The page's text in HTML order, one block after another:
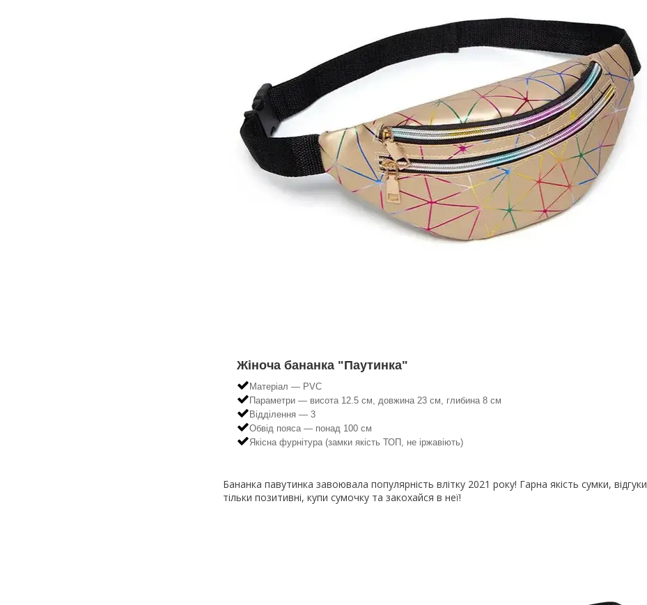
Жіноча бананка "Паутинка"
Матеріал — PVC
Параметри — висота 12.5 см, довжина 23 см, глибина 8 см
Відділення — 3
Обвід пояса — понад 100 см
Якісна фурнітура (замки якість ТОП, не іржавіють)
Бананка павутинка завоювала популярність влітку 2021 року! Гарна якість сумки, відгуки
тільки позитивні, купи сумочку та закохайся в неї!